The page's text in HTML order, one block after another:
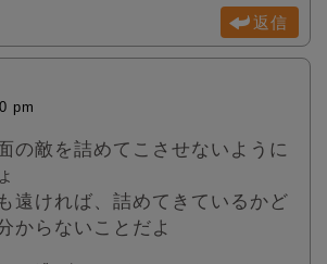
返信
pm
の敵を詰めてこさせないように
遠ければ、詰めてきているかど
からないことだよ